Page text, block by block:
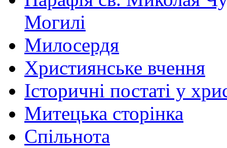
Могилі
Милосердя
Християнське вчення
Історичні постаті у
Митецька сторінка
Спільнота